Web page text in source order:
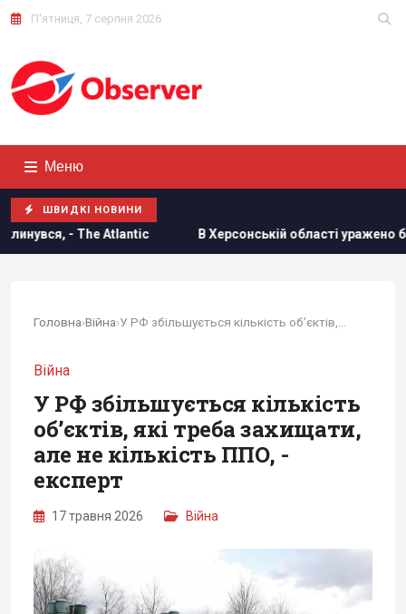
П'ятниця, 7 серпня 2026
Меню
ШВИДКІ НОВИНИ
В Херсонській області уражено базу ФСБ "Беня
Головна›Війна›
Війна
У РФ збільшується кількість
об’єктів, які треба захищати,
але не кількість ППО, -
експерт
17 травня 2026 Війна